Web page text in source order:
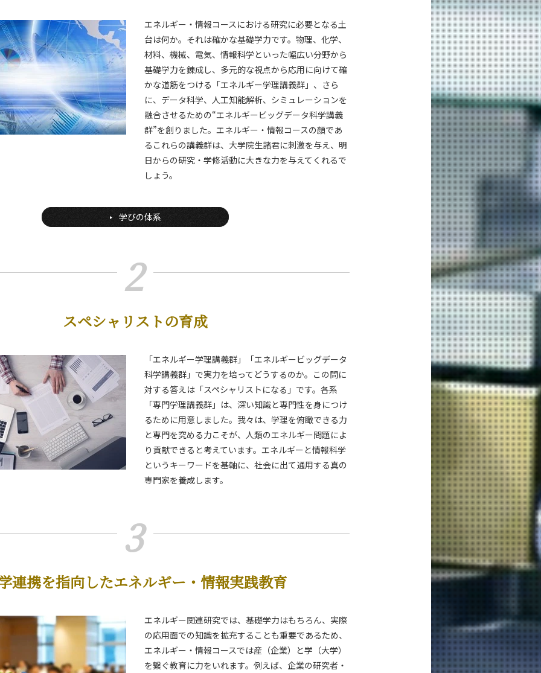
エネルギー・情報コースにおける研究に必要となる土
台は何か。それは確かな基礎学力です。物理、化学、
材料、機械、電気、情報科学といった幅広い分野から
基礎学力を錬成し、多元的な視点から応用に向けて確
かな道筋をつける「エネルギー学理講義群」、さら
に、データ科学、人工知能解析、シミュレーションを
融合させるための“エネルギービッグデータ科学講義
群”を創りました。エネルギー・情報コースの顔であ
るこれらの講義群は、大学院生諸君に刺激を与え、明
日からの研究・学修活動に大きな力を与えてくれるで
しょう。
学びの体系
2
スペシャリストの育成
「エネルギー学理講義群」「エネルギービッグデータ
科学講義群」で実力を培ってどうするのか。この問に
対する答えは「スペシャリストになる」です。各系
「専門学理講義群」は、深い知識と専門性を身につけ
るために用意しました。我々は、学理を俯瞰できる力
と専門を究める力こそが、人類のエネルギー問題によ
り貢献できると考えています。エネルギーと情報科学
というキーワードを基軸に、社会に出て通用する真の
専門家を養成します。
3
連携を指向したエネルギー・情報実践教育
エネルギー関連研究では、基礎学力はもちろん、実際
の応用面での知識を拡充することも重要であるため、
エネルギー・情報コースでは産（企業）と学（大学）
を繋ぐ教育に力をいれます。例えば、企業の研究者・